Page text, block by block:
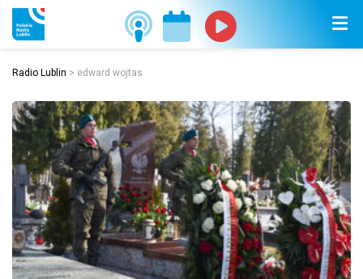
Radio Lublin > edward wojtas